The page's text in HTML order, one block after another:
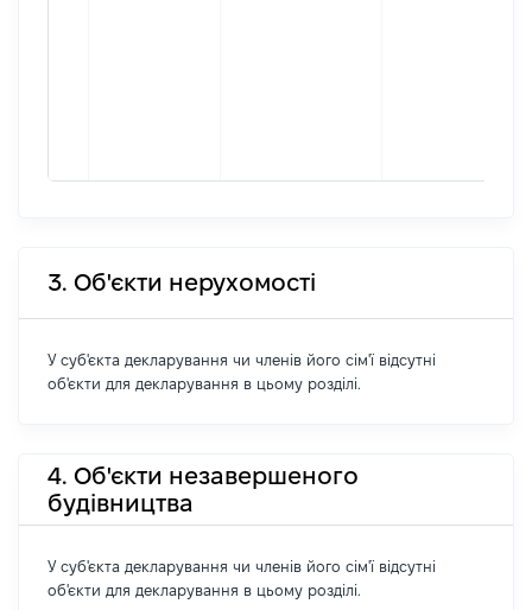
3. Об'єкти нерухомості
У суб'єкта декларування чи членів його сім'ї відсутні
об'єкти для декларування в цьому розділі.
4. Об'єкти незавершеного
будівництва
У суб'єкта декларування чи членів його сім'ї відсутні
об'єкти для декларування в цьому розділі.